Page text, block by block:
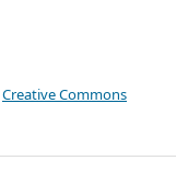
Creative Commons